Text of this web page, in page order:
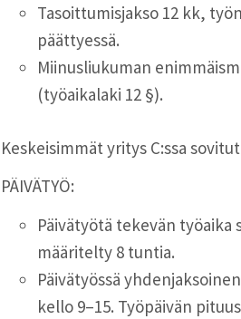
Tasoittumisjakso 12 kk,
päättyessä.
Miinusliukuman
(työaikalaki 12 §).
Keskeisimmät yritys C:ssa
PÄIVÄTYÖ:
Päivätyötä tekevän työaika
määritelty 8 tuntia.
Päivätyössä
kello 9–15. Työpäivän